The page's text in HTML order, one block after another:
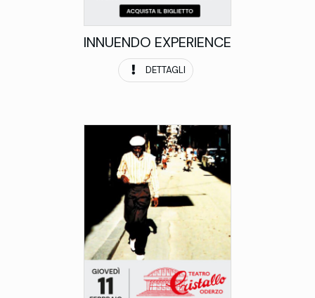
INNUENDO EXPERIENCE
DETTAGLI
Data uscita:
Genere:
Concerto